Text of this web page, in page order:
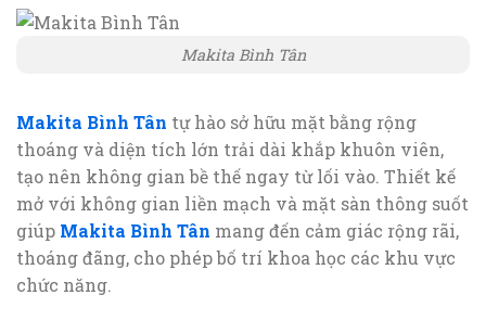
Makita Bình Tân
Makita Bình Tân tự hào sở hữu mặt bằng rộng
thoáng và diện tích lớn trải dài khắp khuôn viên,
tạo nên không gian bề thế ngay từ lối vào. Thiết kế
mở với không gian liền mạch và mặt sàn thông suốt
giúp Makita Bình Tân mang đến cảm giác rộng rãi,
thoáng đãng, cho phép bố trí khoa học các khu vực
chức năng.